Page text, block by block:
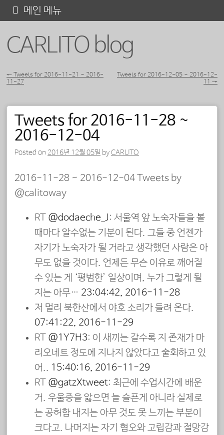
CARLITO blog
메인 메뉴
텐
포스트 내비게이션
← Tweets for 2016-11-21 ~ 2016-
11-27
Tweets for 2016-12-05 ~ 2016-12-
11 →
Tweets for 2016-11-28 ~
2016-12-04
Posted on 2016년 12월 05일 byCARLITO
2016-11-28 ~ 2016-12-04 Tweets by
@calitoway
RT @dodaeche_J: 서울역 앞 노숙자들을 볼
때마다 알수없는 기분이 된다. 그들 중 언젠가
자기가 노숙자가 될 거라고 생각했던 사람은 아
무도 없을 것이다. 언제든 무슨 이유로 깨어질
수 있는 게 ‘평범한’ 일상이며, 누가 그렇게 될
지는 아무… 23:04:42, 2016-11-28
저 멀리 북한산에서 야호 소리가 들려 온다.
07:41:22, 2016-11-29
RT @1Y7H3: 이 새끼는 갈수록 지 존재가 마
리오네트 정도에 지나지 않았다고 술회하고 있
어.. 15:40:16, 2016-11-29
RT @gatzXtweet: 최근에 수업시간에 배운
거. 우울증을 앓으면 늘 슬픈게 아니라 실제로
는 공허함 내지는 아무 것도 못 느끼는 부분이
크다고. 나머지는 자기 혐오와 고립감과 절망감